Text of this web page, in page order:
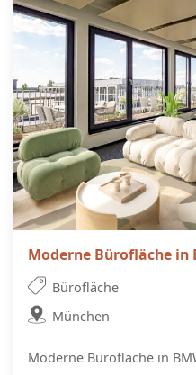
Moderne Bürofläche in
Bürofläche
München
Moderne Bürofläche in